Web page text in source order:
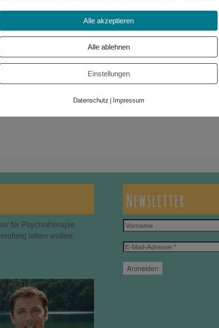
für Psychotherapie
leben wollen.
Newsletter
Vorname
E-
Adresse
*
Alle akzeptieren
Alle ablehnen
Einstellungen
Datenschutz Impressum